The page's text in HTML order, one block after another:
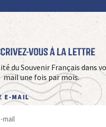
vous à La Lettre
du Souvenir Français dans
mail une fois par mois.
E-MAIL